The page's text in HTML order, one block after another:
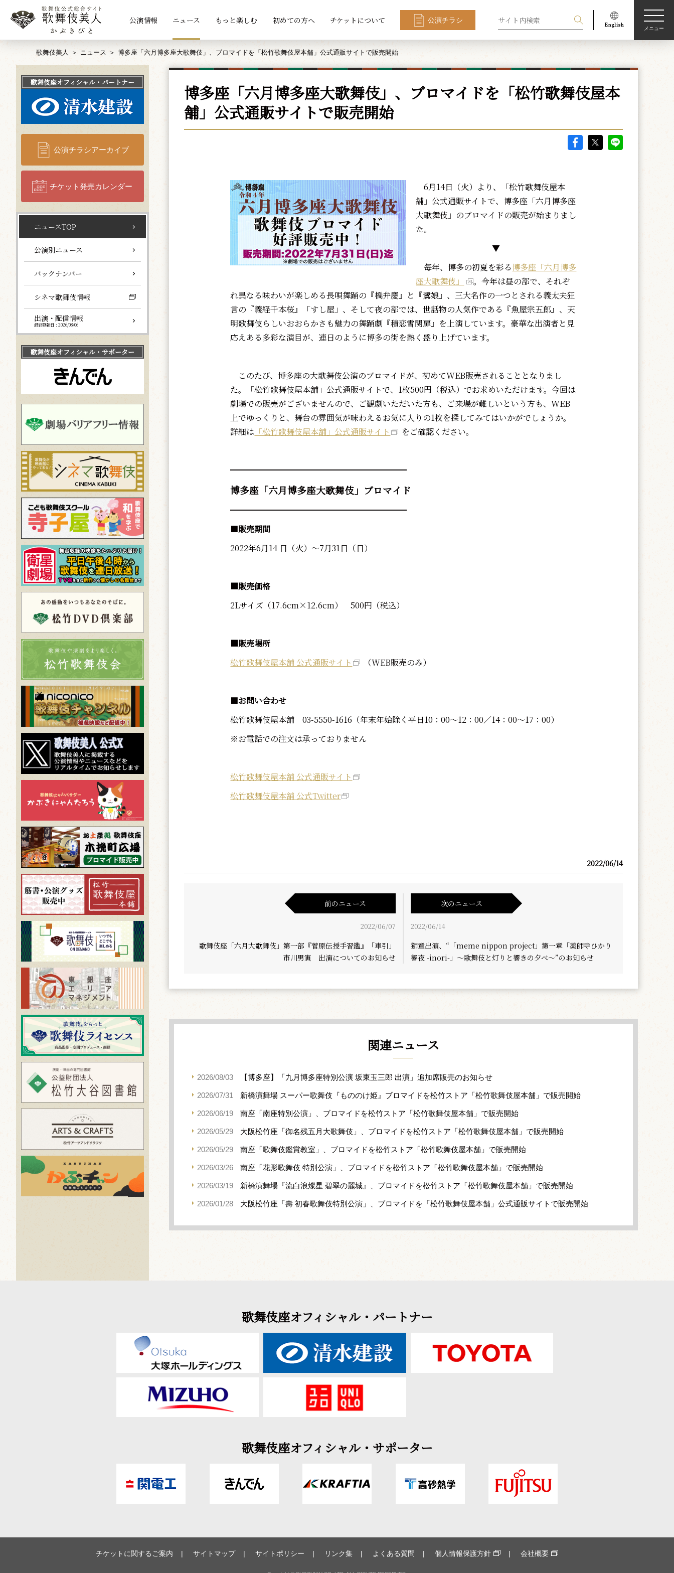
公演情報 ニュース もっと楽しむ 初めての方へ チケットについて 公演チラシ
メニュー
歌舞伎美人 ニュース 博多座「六月博多座大歌舞伎」、ブロマイドを「松竹歌舞伎屋本舗」公式通販サイトで販売開始
博多座「六月博多座大歌舞伎」、ブロマイドを「松竹歌舞伎屋本
舗」公式通販サイトで販売開始
6月14日（火）より、「松竹歌舞伎屋本
舗」公式通販サイトで、博多座「六月博多座
大歌舞伎」のブロマイドの販売が始まりまし
た。
▼
毎年、博多の初夏を彩る博多座「六月博多
座大歌舞伎」
。今年は昼の部で、それぞ
れ異なる味わいが楽しめる長唄舞踊の『橋弁慶』と『鷺娘』、三大名作の一つとされる義太夫狂
言の『義経千本桜』「すし屋」、そして夜の部では、世話物の人気作である『魚屋宗五郎』、天
明歌舞伎らしいおおらかさも魅力の舞踊劇『積恋雪関扉』を上演しています。豪華な出演者と見
応えある多彩な演目が、連日のように博多の街を熱く盛り上げています。
このたび、博多座の大歌舞伎公演のブロマイドが、初めてWEB販売されることとなりまし
た。「松竹歌舞伎屋本舗」公式通販サイトで、1枚500円（税込）でお求めいただけます。今回は
劇場での販売がございませんので、ご観劇いただいた方も、ご来場が難しいという方も、WEB
上でゆっくりと、舞台の雰囲気が味わえるお気に入りの1枚を探してみてはいかがでしょうか。
詳細は 「松竹歌舞伎屋本舗」公式通販サイト をご確認ください。
━━━━━━━━━━━━━━━━━━━━━━
博多座「六月博多座大歌舞伎」ブロマイド
━━━━━━━━━━━━━━━━━━━━━━
■販売期間
2022年6月14 日（火）～7月31日（日）
■販売価格
2Lサイズ（17.6cm×12.6cm） 500円（税込）
■販売場所
松竹歌舞伎屋本舗 公式通販サイト
（WEB販売のみ）
■お問い合わせ
松竹歌舞伎屋本舗 03-5550-1616（年末年始除く平日10：00～12：00／14：00～17：00）
※お電話での注文は承っておりません
松竹歌舞伎屋本舗 公式通販サイト
松竹歌舞伎屋本舗 公式Twitter
2022/06/14
前のニュース
2022/06/07
歌舞伎座「六月大歌舞伎」第一部『菅原伝授手習鑑』「車引」
市川男寅 出演についてのお知らせ
次のニュース
2022/06/14
獅童出演、“「meme nippon project」第一章「薬師寺ひかり
響夜 -inori-」～歌舞伎と灯りと響きの夕べ～”のお知らせ
関連ニュース
2026/08/03 【博多座】「九月博多座特別公演 坂東玉三郎 出演」追加席販売のお知らせ
2026/07/31 新橋演舞場 スーパー歌舞伎『もののけ姫』ブロマイドを松竹ストア「松竹歌舞伎屋本舗」で販売開始
2026/06/19 南座「南座特別公演」、ブロマイドを松竹ストア「松竹歌舞伎屋本舗」で販売開始
2026/05/29 大阪松竹座「御名残五月大歌舞伎」、ブロマイドを松竹ストア「松竹歌舞伎屋本舗」で販売開始
2026/05/29 南座「歌舞伎鑑賞教室」、ブロマイドを松竹ストア「松竹歌舞伎屋本舗」で販売開始
2026/03/26 南座「花形歌舞伎 特別公演」、ブロマイドを松竹ストア「松竹歌舞伎屋本舗」で販売開始
2026/03/19 新橋演舞場『流白浪燦星 碧翠の麗城』、ブロマイドを松竹ストア「松竹歌舞伎屋本舗」で販売開始
2026/01/28 大阪松竹座「壽 初春歌舞伎特別公演」、ブロマイドを「松竹歌舞伎屋本舗」公式通販サイトで販売開始
歌舞伎座オフィシャル・パートナー
公演チラシアーカイブ
チケット発売カレンダー
ニュースTOP
公演別ニュース
バックナンバー
シネマ歌舞伎情報
出演・配信情報
最終更新日：2026/08/06
歌舞伎座オフィシャル・サポーター
歌舞伎座オフィシャル・パートナー
歌舞伎座オフィシャル・サポーター
チケットに関するご案内 サイトマップ サイトポリシー リンク集 よくある質問 個人情報保護方針 会社概要